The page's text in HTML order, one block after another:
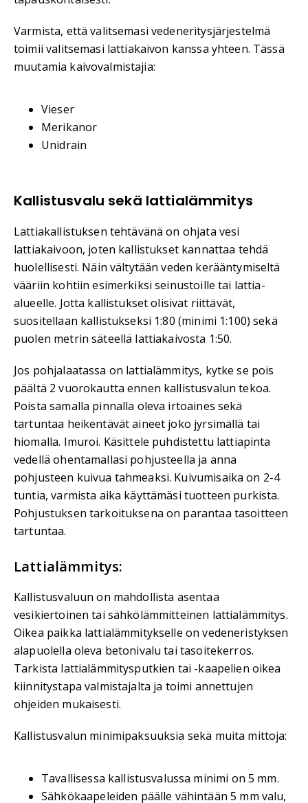
Varmista, että valitsemasi vedeneritysjärjestelmä
toimii valitsemasi lattiakaivon kanssa yhteen. Tässä
muutamia kaivovalmistajia:
Vieser
Merikanor
Unidrain
Kallistusvalu sekä lattialämmitys
Lattiakallistuksen tehtävänä on ohjata vesi
lattiakaivoon, joten kallistukset kannattaa tehdä
huolellisesti. Näin vältytään veden kerääntymiseltä
vääriin kohtiin esimerkiksi seinustoille tai lattia-
alueelle. Jotta kallistukset olisivat riittävät,
suositellaan kallistukseksi 1:80 (minimi 1:100) sekä
puolen metrin säteellä lattiakaivosta 1:50.
Jos pohjalaatassa on lattialämmitys, kytke se pois
päältä 2 vuorokautta ennen kallistusvalun tekoa.
Poista samalla pinnalla oleva irtoaines sekä
tartuntaa heikentävät aineet joko jyrsimällä tai
hiomalla. Imuroi. Käsittele puhdistettu lattiapinta
vedellä ohentamallasi pohjusteella ja anna
pohjusteen kuivua tahmeaksi. Kuivumisaika on 2-4
tuntia, varmista aika käyttämäsi tuotteen purkista.
Pohjustuksen tarkoituksena on parantaa tasoitteen
tartuntaa.
Lattialämmitys:
Kallistusvaluun on mahdollista asentaa
vesikiertoinen tai sähkölämmitteinen lattialämmitys.
Oikea paikka lattialämmitykselle on vedeneristyksen
alapuolella oleva betonivalu tai tasoitekerros.
Tarkista lattialämmitysputkien tai -kaapelien oikea
kiinnitystapa valmistajalta ja toimi annettujen
ohjeiden mukaisesti.
Kallistusvalun minimipaksuuksia sekä muita mittoja:
Tavallisessa kallistusvalussa minimi on 5 mm.
Sähkökaapeleiden päälle vähintään 5 mm valu,